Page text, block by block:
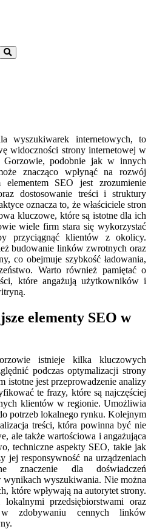
wyszukiwarek internetowych, to
widoczności strony internetowej w
podobnie jak w innych
znacząco wpłynąć na rozwój
SEO jest zrozumienie
dostosowanie treści i struktury
oznacza to, że właściciele stron
kluczowe, które są istotne dla ich
wiele firm stara się wykorzystać
przyciągnąć klientów z okolicy.
budowanie linków zwrotnych oraz
co obejmuje szybkość ładowania,
Warto również pamiętać o
które angażują użytkowników i
elementy SEO w
istnieje kilka kluczowych
podczas optymalizacji strony
istotne jest przeprowadzenie analizy
te frazy, które są najczęściej
klientów w regionie. Umożliwia
potrzeb lokalnego rynku. Kolejnym
treści, która powinna być nie
ale także wartościowa i angażująca
techniczne aspekty SEO, takie jak
jej responsywność na urządzeniach
znaczenie dla doświadczeń
wyszukiwania. Nie można
które wpływają na autorytet strony.
przedsiębiorstwami oraz
zdobywaniu cennych linków